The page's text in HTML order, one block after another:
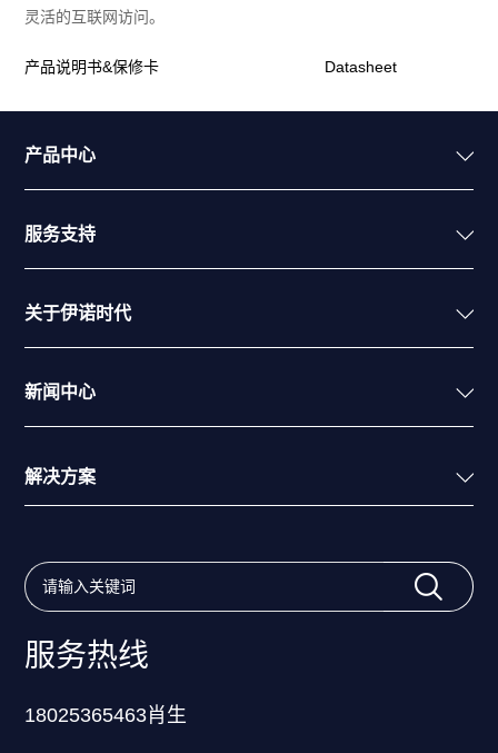
灵活的互联网访问。
产品说明书&保修卡 Datasheet
产品中心
服务支持
关于伊诺时代
新闻中心
解决方案
服务热线
18025365463肖生